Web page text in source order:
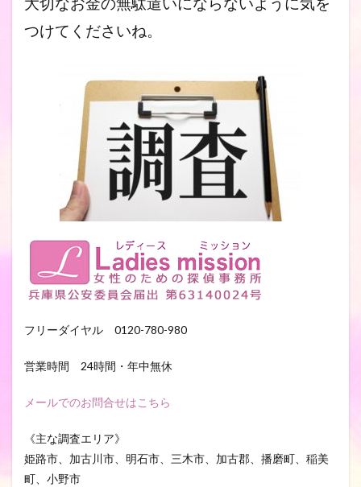
つけてくださいね。
フリーダイヤル 0120-780-980
営業時間 24時間・年中無休
メールでのお問合せはこちら
《主な調査エリア》
姫路市、加古川市、明石市、三木市、加古郡、播磨町、稲美
町、小野市